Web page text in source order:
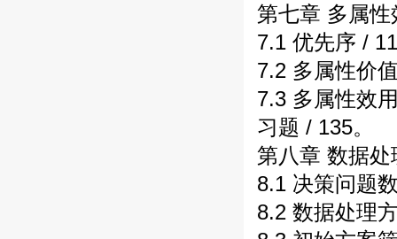
第七章 多属
7.1 优先序 /
7.2 多属性价
7.3 多属性效
习题 / 135。
第八章 数据
8.1 决策问题
8.2 数据处理